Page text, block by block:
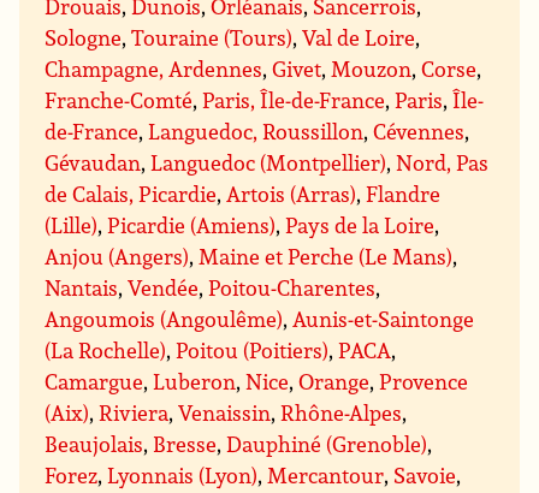
Sologne,Touraine (Tours),Val de Loire,
Champagne, Ardennes,Givet, Mouzon,Corse,
Franche-Comté,Paris, Île-de-France,Paris,Île-
de-France,Languedoc, Roussillon,Cévennes,
Gévaudan,Languedoc (Montpellier),Nord, Pas
de Calais, Picardie, Artois (Arras),Flandre
(Lille),Picardie (Amiens),Pays de la Loire,
Anjou (Angers), Maine et Perche (Le Mans),
Nantais,Vendée,Poitou-Charentes,
Angoumois (Angoulême), Aunis-et-Saintonge
(La Rochelle),Poitou (Poitiers),PACA,
Camargue,Luberon,Nice,Orange,Provence
(Aix),Riviera,Venaissin,Rhône-Alpes,
Beaujolais, Bresse,Dauphiné (Grenoble),
Forez,Lyonnais (Lyon), Mercantour, Savoie,